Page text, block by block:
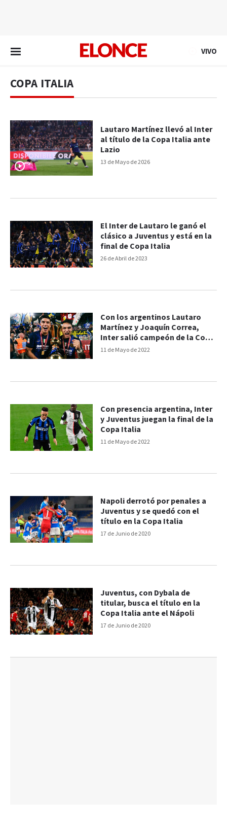
VIVO
COPA ITALIA
13 de Mayo de 2026
Lautaro Martínez llevó al Inter
al título de la Copa Italia ante
Lazio
26 de Abril de 2023
El Inter de Lautaro le ganó el
clásico a Juventus y está en la
final de Copa Italia
11 de Mayo de 2022
Con los argentinos Lautaro
Martínez y Joaquín Correa,
Inter salió campeón de la Copa
Italia
11 de Mayo de 2022
Con presencia argentina, Inter
y Juventus juegan la final de la
Copa Italia
17 de Junio de 2020
Napoli derrotó por penales a
Juventus y se quedó con el
título en la Copa Italia
17 de Junio de 2020
Juventus, con Dybala de
titular, busca el título en la
Copa Italia ante el Nápoli